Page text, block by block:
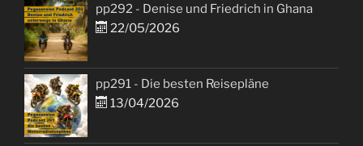
pp292 - Denise und Friedrich in Ghana
22/05/2026
pp291 - Die besten Reisepläne
13/04/2026